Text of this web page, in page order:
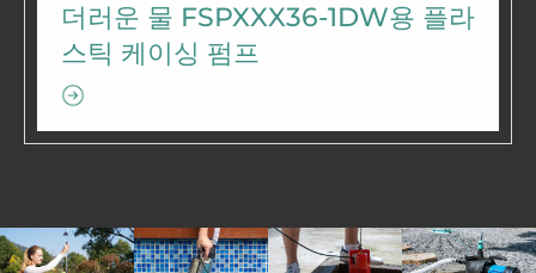
더러운 물 FSPXXX36-1DW용 플라
스틱 케이싱 펌프